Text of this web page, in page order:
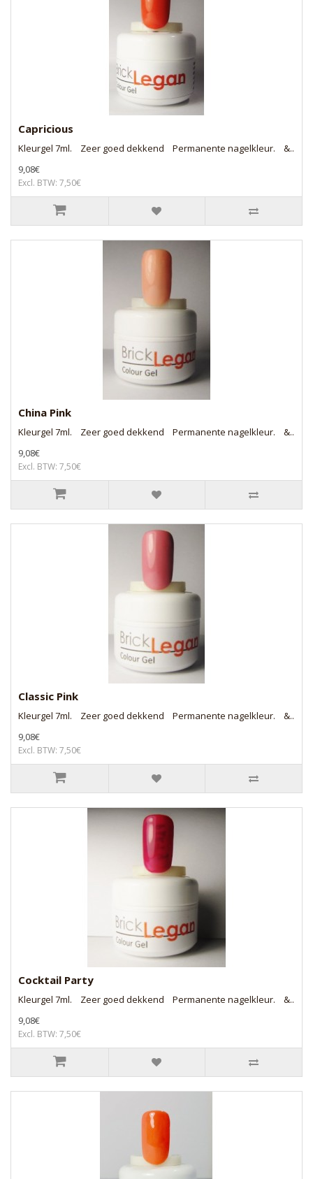
Capricious
Kleurgel 7ml. Zeer goed dekkend Permanente nagelkleur. &..
9,08€
Excl. BTW: 7,50€
China Pink
Kleurgel 7ml. Zeer goed dekkend Permanente nagelkleur. &..
9,08€
Excl. BTW: 7,50€
Classic Pink
Kleurgel 7ml. Zeer goed dekkend Permanente nagelkleur. &..
9,08€
Excl. BTW: 7,50€
Cocktail Party
Kleurgel 7ml. Zeer goed dekkend Permanente nagelkleur. &..
9,08€
Excl. BTW: 7,50€